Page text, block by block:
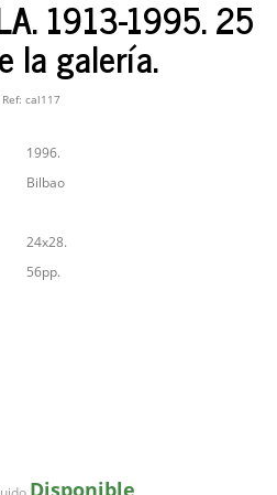
1913-1995. 25
la galería.
Ref: cal117
1996.
Bilbao
24x28.
56pp.
Disponible